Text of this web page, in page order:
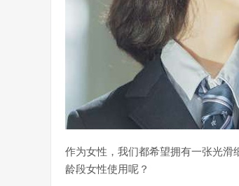
作为女性，我们都希望拥有一张光
龄段女性使用呢？